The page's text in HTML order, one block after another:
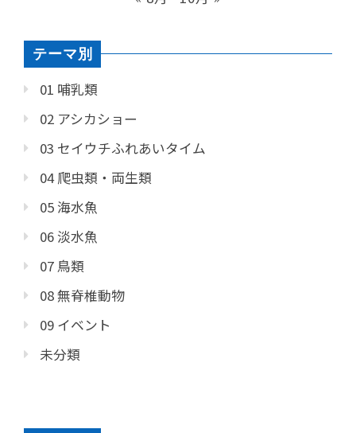
テーマ別
01 哺乳類
02 アシカショー
03 セイウチふれあいタイム
04 爬虫類・両生類
05 海水魚
06 淡水魚
07 鳥類
08 無脊椎動物
09 イベント
未分類